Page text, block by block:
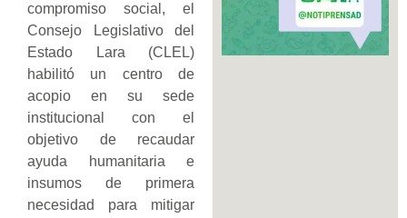
compromiso social, el
Consejo Legislativo del
Estado Lara (CLEL)
habilitó un centro de
acopio en su sede
institucional con el
objetivo de recaudar
ayuda humanitaria e
insumos de primera
necesidad para mitigar